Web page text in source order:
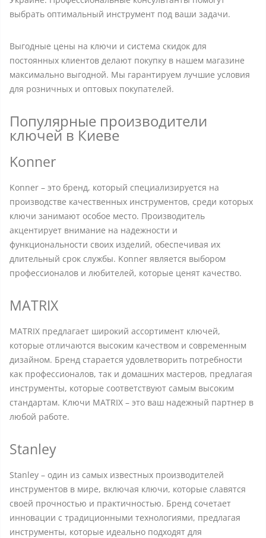
выбрать оптимальный инструмент под ваши задачи.
Выгодные цены на ключи и система скидок для
постоянных клиентов делают покупку в нашем магазине
максимально выгодной. Мы гарантируем лучшие условия
для розничных и оптовых покупателей.
Популярные производители
ключей в Киеве
Konner
Konner – это бренд, который специализируется на
производстве качественных инструментов, среди которых
ключи занимают особое место. Производитель
акцентирует внимание на надежности и
функциональности своих изделий, обеспечивая их
длительный срок службы. Konner является выбором
профессионалов и любителей, которые ценят качество.
MATRIX
MATRIX предлагает широкий ассортимент ключей,
которые отличаются высоким качеством и современным
дизайном. Бренд старается удовлетворить потребности
как профессионалов, так и домашних мастеров, предлагая
инструменты, которые соответствуют самым высоким
стандартам. Ключи MATRIX – это ваш надежный партнер в
любой работе.
Stanley
Stanley – один из самых известных производителей
инструментов в мире, включая ключи, которые славятся
своей прочностью и практичностью. Бренд сочетает
инновации с традиционными технологиями, предлагая
инструменты, которые идеально подходят для